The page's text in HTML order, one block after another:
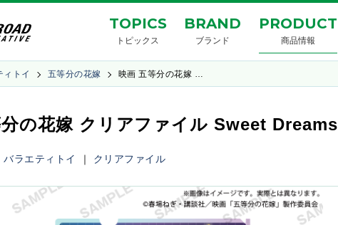
TOPICS
トピックス
BRAND
ブランド
PRODUCT
商品情報
ィトイ 五等分の花嫁 映画 五等分の花嫁 …
分の花嫁 クリアファイル Sweet Dreams
バラエティトイ ｜ クリアファイル